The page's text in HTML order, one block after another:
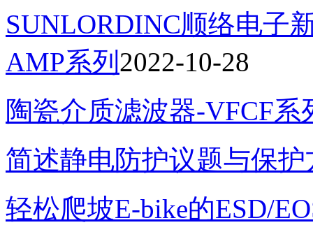
SUNLORDINC顺络电子
AMP系列 2022-10-28
陶瓷介质滤波器-VFCF系
简述静电防护议题与保护
轻松爬坡E-bike的ESD/